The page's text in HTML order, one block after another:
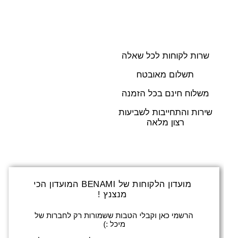
שרות לקוחות לכל שאלה
תשלום מאובטח
משלוח חינם בכל הזמנה
שירות והתחייבות לשביעות
רצון מלאה
מועדון הלקוחות של BENAMI המועדון הכי
מנצנץ !
הרשמי כאן וקבלי הטבות ששמורות רק לחברות של
מיכל :)